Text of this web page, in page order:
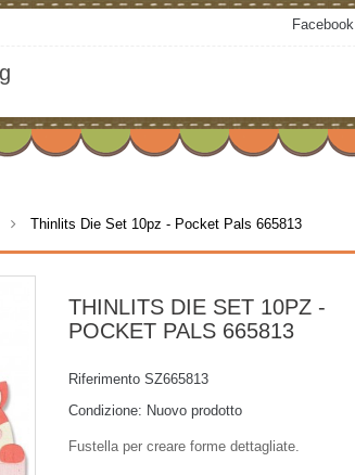
Facebook
> Thinlits Die Set 10pz - Pocket Pals 665813
THINLITS DIE SET 10PZ -
POCKET PALS 665813
Riferimento SZ665813
Condizione: Nuovo prodotto
Fustella per creare forme dettagliate.